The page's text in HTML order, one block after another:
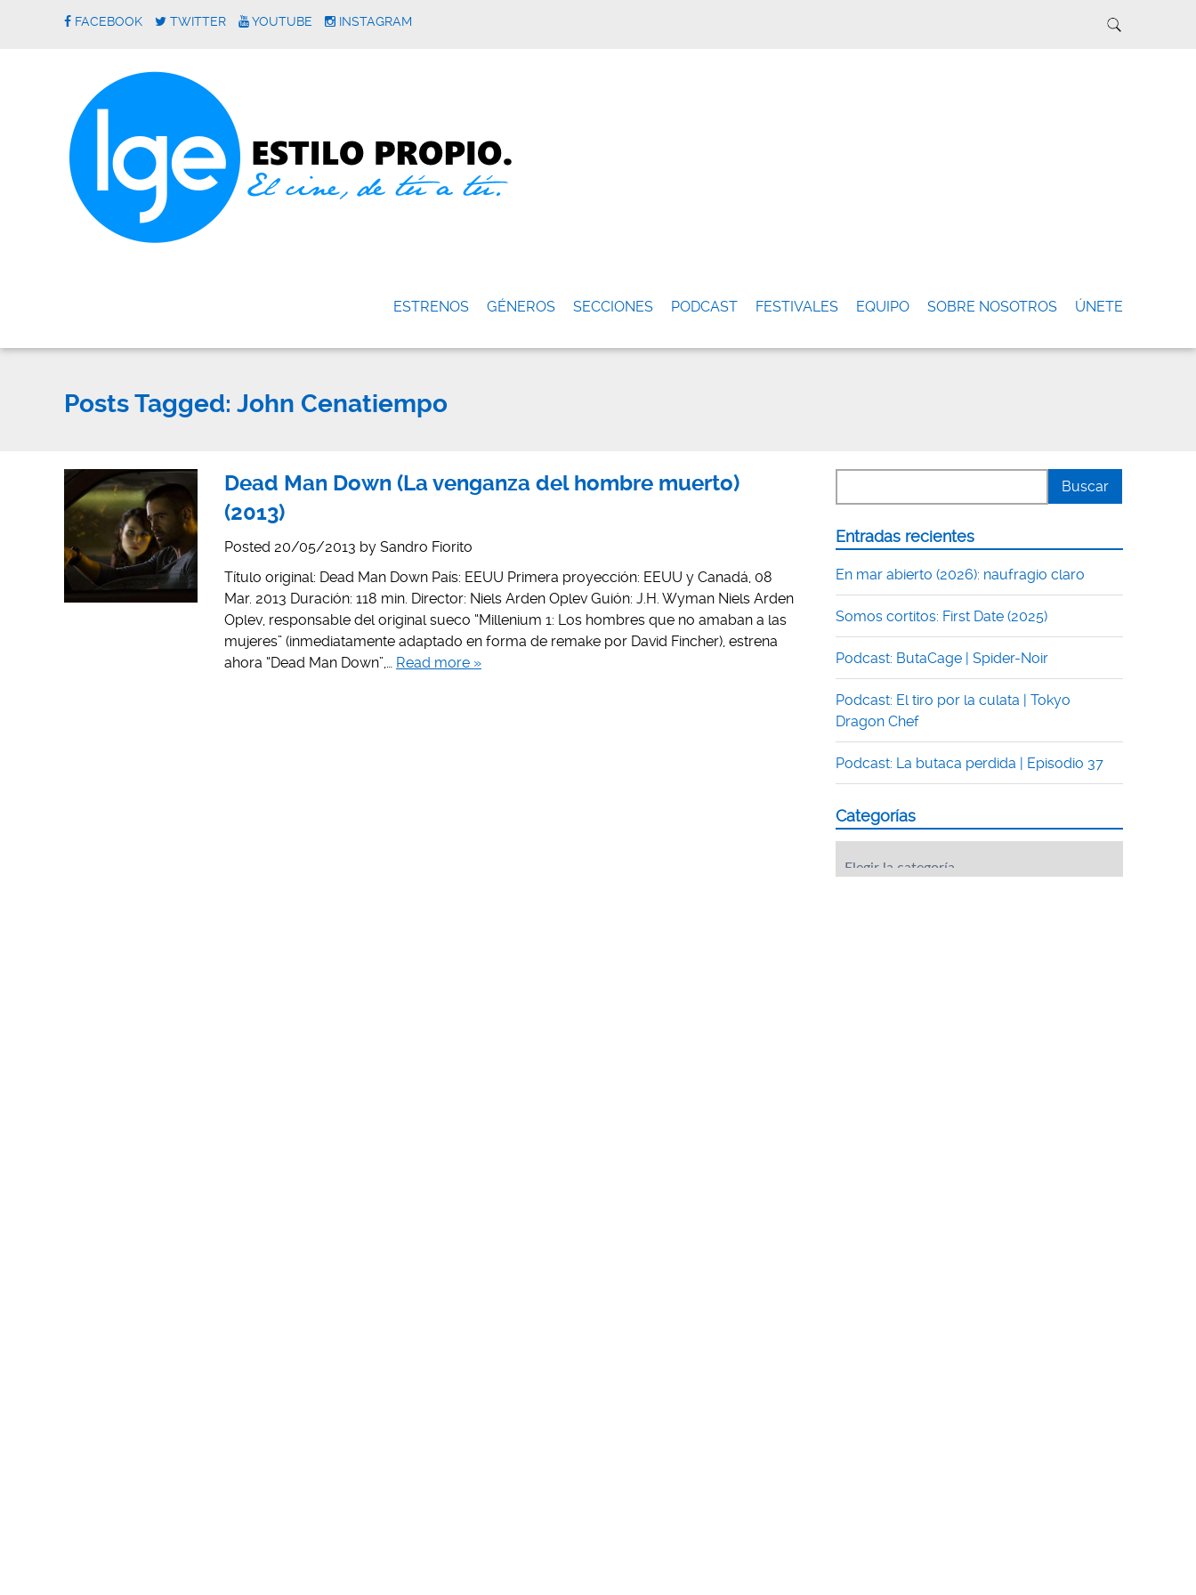
FACEBOOK TWITTER YOUTUBE INSTAGRAM
ESTRENOS GÉNEROS SECCIONES PODCAST FESTIVALES EQUIPO SOBRE NOSOTROS ÚNETE
Posts Tagged: John Cenatiempo
Dead Man Down (La venganza del hombre muerto)
(2013)
Posted 20/05/2013 by Sandro Fiorito
Título original: Dead Man Down País: EEUU Primera proyección: EEUU y Canadá, 08
Mar. 2013 Duración: 118 min. Director: Niels Arden Oplev Guión: J.H. Wyman Niels Arden
Oplev, responsable del original sueco “Millenium 1: Los hombres que no amaban a las
mujeres” (inmediatamente adaptado en forma de remake por David Fincher), estrena
ahora “Dead Man Down”,… Read more »
Entradas recientes
En mar abierto (2026): naufragio claro
Somos cortitos: First Date (2025)
Podcast: ButaCage | Spider-Noir
Podcast: El tiro por la culata | Tokyo
Dragon Chef
Podcast: La butaca perdida | Episodio 37
Categorías